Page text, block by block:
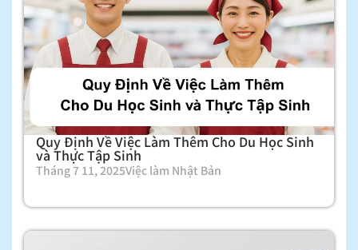
Quy Định Về Việc Làm Thêm Cho Du Học Sinh
và Thực Tập Sinh
Tháng 7 11, 2025Việc làm Nhật Bản